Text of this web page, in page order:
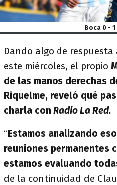
Boca 0 - 1
Dando algo de
este miércoles, el propio
de las manos derechas
Riquelme, reveló qué
charla con Radio La Red.
“Estamos analizando
reuniones permanentes
estamos evaluando
de la continuidad de